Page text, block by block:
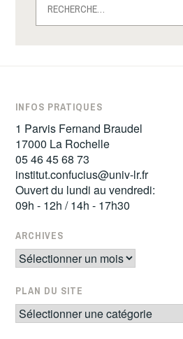
INFOS PRATIQUES
1 Parvis Fernand Braudel
17000 La Rochelle
05 46 45 68 73
institut.confucius@univ-lr.fr
Ouvert du lundi au vendredi:
09h - 12h / 14h - 17h30
ARCHIVES
Archives
PLAN DU SITE
Plan
du